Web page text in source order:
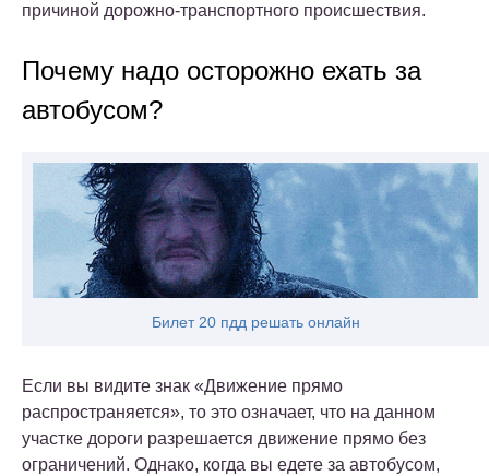
причиной дорожно-транспортного происшествия.
Почему надо осторожно ехать за
автобусом?
Билет 20 пдд решать онлайн
Если вы видите знак «Движение прямо
распространяется», то это означает, что на данном
участке дороги разрешается движение прямо без
ограничений. Однако, когда вы едете за автобусом,